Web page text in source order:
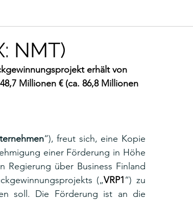
NMT)
erhält von
Millionen € (ca. 86,8 Millionen
“), freut sich, eine Kopie
einer Förderung in Höhe
Regierung über Business Finland
(„VRP1“) zu
soll. Die Förderung ist an die